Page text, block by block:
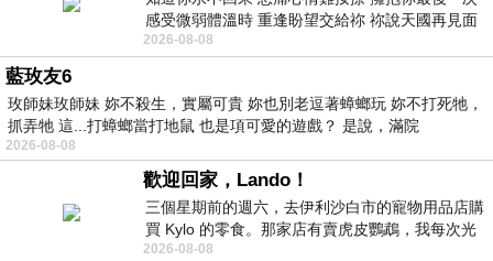
感受微弱體溫時 重逢盼望交給祢 祢說天國再見面
此刻忍淚說別離 他日靈魂再
2026-08-08
藍玫友6
玫師妹玫師妹 妳不殺生，實屬可貴 妳也別老逗著蟑螂玩 妳不打死牠，
抓弄牠 這...打蟑螂當打地鼠 也是項可愛的遊戲？ 是說，滿院
2026-08-08
歡迎回家，Lando！
三個星期前的週六，去伊利沙白市的寵物用品店購
買 Kylo 的零食。那家店有賣虎皮鸚鵡，我每次光
顧都會去看一下。他們偶爾會引進 C
2026-08-08